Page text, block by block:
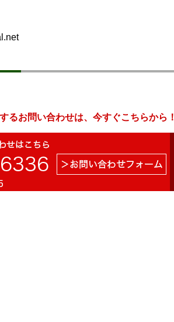
るお問い合わせは、今すぐこちらから！